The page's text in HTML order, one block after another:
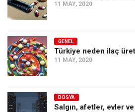
11 MAY, 2020
GENEL
Türkiye neden ilaç
11 MAY, 2020
DOSYA
Salgın, afetler, evler